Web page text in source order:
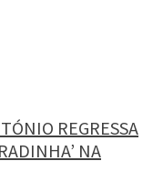
REGRESSA
NA